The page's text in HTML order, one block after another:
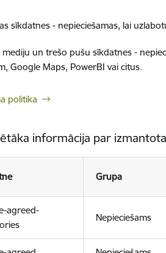
sīkdatnes - nepieciešamas, lai
mediju un trešo pušu sīkdatnes -
Google Maps, PowerBI vai citus.
politika
informācija par
Grupa
agreed-
Nepieciešams